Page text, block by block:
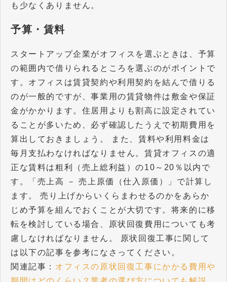
も少なくありません。
予算・賃料
スタートアップ企業がオフィスを選ぶときは、予算
の範囲内で借りられるところを選ぶのがポイントで
す。オフィスは賃貸契約や利用契約を結んで借りる
のが一般的ですが、事業用の賃貸物件は敷金や保証
金がかかります。住居用よりも割高に設定されてい
ることが多いため、必ず確認したうえで初期費用を
算出しておきましょう。 また、賃料や利用料金は
毎月支払わなければなりません。賃貸オフィスの適
正な賃料は粗利（売上総利益）の10～20％以内で
す。「売上高 － 売上原価（仕入原価）」で計算し
ます。 売り上げからいくらまわせるのかをあらか
じめ予算を組んでおくことが大切です。将来的に移
転を検討している場合、原状回復費用についても考
慮しなければなりません。 原状回復工事に関して
は以下の記事を参考になさってください。
関連記事： オフィスの原状回復工事にかかる費用や